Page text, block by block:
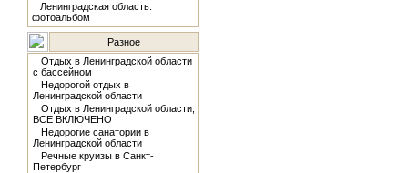
Ленинградская область:
фотоальбом
Разное
Отдых в Ленинградской области
с бассейном
Недорогой отдых в
Ленинградской области
Отдых в Ленинградской области,
ВСЕ ВКЛЮЧЕНО
Недорогие санатории в
Ленинградской области
Речные круизы в Санкт-
Петербург